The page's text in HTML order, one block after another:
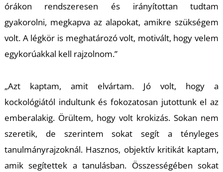
órákon rendszeresen és irányítottan tudtam
gyakorolni, megkapva az alapokat, amikre szükségem
volt. A légkör is meghatározó volt, motivált, hogy velem
egykorúakkal kell rajzolnom.”
„Azt kaptam, amit elvártam. Jó volt, hogy a
kockológiától indultunk és fokozatosan jutottunk el az
emberalakig. Örültem, hogy volt krokizás. Sokan nem
szeretik, de szerintem sokat segít a tényleges
tanulmányrajzoknál. Hasznos, objektív kritikát kaptam,
amik segítettek a tanulásban. Összességében sokat